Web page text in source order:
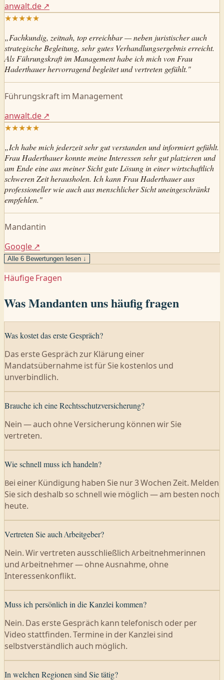
anwalt.de ↗
★★★★★
„Fachkundig, zeitnah, top erreichbar — neben juristischer auch
strategische Begleitung, sehr gutes Verhandlungsergebnis erreicht.
Als Führungskraft im Management habe ich mich von Frau
Haderthauer hervorragend begleitet und vertreten gefühlt."
Führungskraft im Management
anwalt.de ↗
★★★★★
„Ich habe mich jederzeit sehr gut verstanden und informiert gefühlt.
Frau Haderthauer konnte meine Interessen sehr gut platzieren und
am Ende eine aus meiner Sicht gute Lösung in einer wirtschaftlich
schweren Zeit herausholen. Ich kann Frau Haderthauer aus
professioneller wie auch aus menschlicher Sicht uneingeschränkt
empfehlen."
Mandantin
Google ↗
Alle 6 Bewertungen lesen ↓
Häufige Fragen
Was Mandanten uns häufig fragen
Was kostet das erste Gespräch?
Das erste Gespräch zur Klärung einer
Mandatsübernahme ist für Sie kostenlos und
unverbindlich.
Brauche ich eine Rechtsschutzversicherung?
Nein — auch ohne Versicherung können wir Sie
vertreten.
Wie schnell muss ich handeln?
Bei einer Kündigung haben Sie nur 3 Wochen Zeit. Melden
Sie sich deshalb so schnell wie möglich — am besten noch
heute.
Vertreten Sie auch Arbeitgeber?
Nein. Wir vertreten ausschließlich Arbeitnehmerinnen
und Arbeitnehmer — ohne Ausnahme, ohne
Interessenkonflikt.
Muss ich persönlich in die Kanzlei kommen?
Nein. Das erste Gespräch kann telefonisch oder per
Video stattfinden. Termine in der Kanzlei sind
selbstverständlich auch möglich.
In welchen Regionen sind Sie tätig?